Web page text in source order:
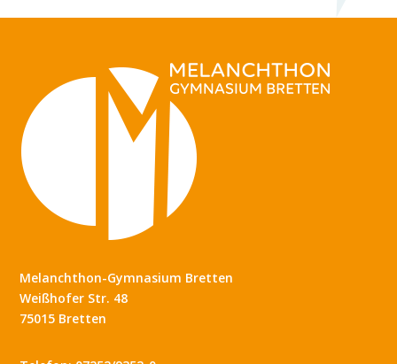
Melanchthon-Gymnasium Bretten
Weißhofer Str. 48
75015 Bretten